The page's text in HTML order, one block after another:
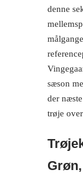
denne
sæson
der
trøje